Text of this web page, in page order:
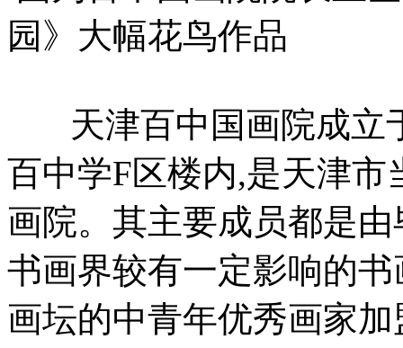
园》大幅花鸟作品
天津百中国画院成立
百中学F区楼内,是天津
画院。其主要成员都是
书画界较有一定影响的
画坛的中青年优秀画家